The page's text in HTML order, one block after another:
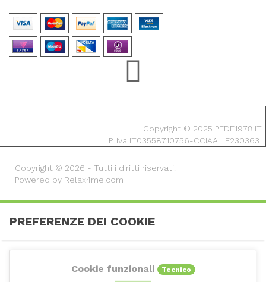
Copyright © 2025 PEDE1978.IT
P. Iva IT03558710756-CCIAA LE230363
Copyright © 2026 - Tutti i diritti riservati.
Powered by Relax4me.com
PREFERENZE DEI COOKIE
Cookie funzionali Tecnico